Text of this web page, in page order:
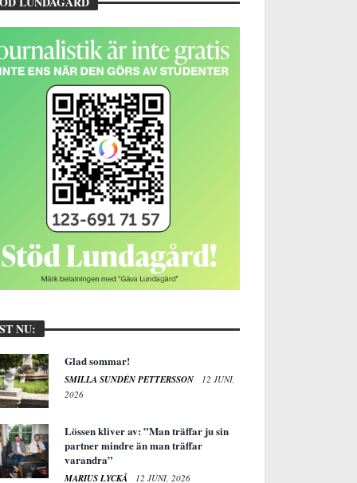
NU:
Glad sommar!
SMILLA SUNDÉN PETTERSSON
12 JUNI,
2026
Lössen kliver av: ”Man träffar ju sin
partner mindre än man träffar
varandra”
MARIUS LYCKÅ 12 JUNI, 2026